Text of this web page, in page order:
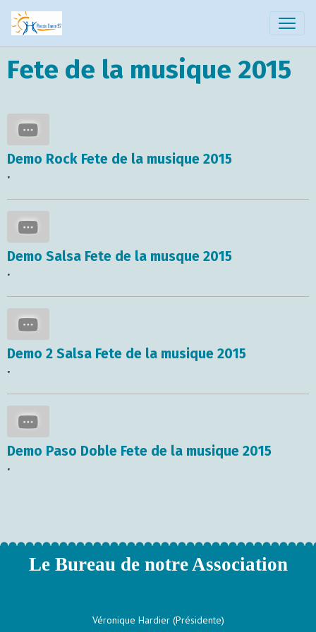
Fete de la musique 2015
Demo Rock Fete de la musique 2015
"
Demo Salsa Fete de la musque 2015
"
Demo 2 Salsa Fete de la musique 2015
"
Demo Paso Doble Fete de la musique 2015
"
Le Bureau de notre Association
Véronique Hardier (Présidente)